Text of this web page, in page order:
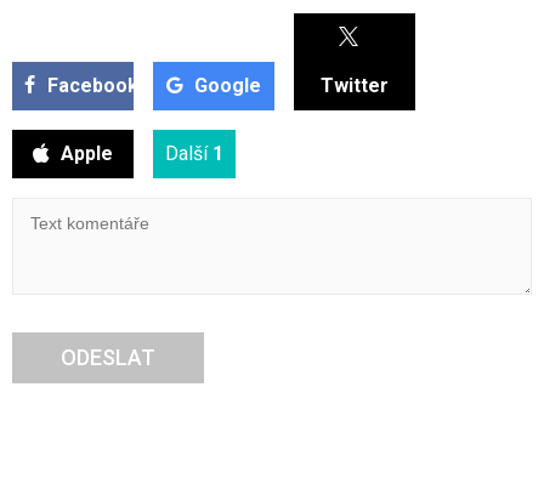
Facebook Google Twitter
Apple Další 1
ODESLAT